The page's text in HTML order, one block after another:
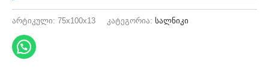
არტიკული: 75x100x13 კატეგორია: სალნიკი